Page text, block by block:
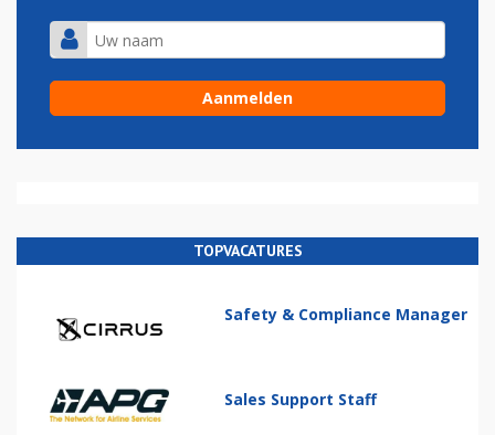
TOPVACATURES
Safety & Compliance Manager
Sales Support Staff